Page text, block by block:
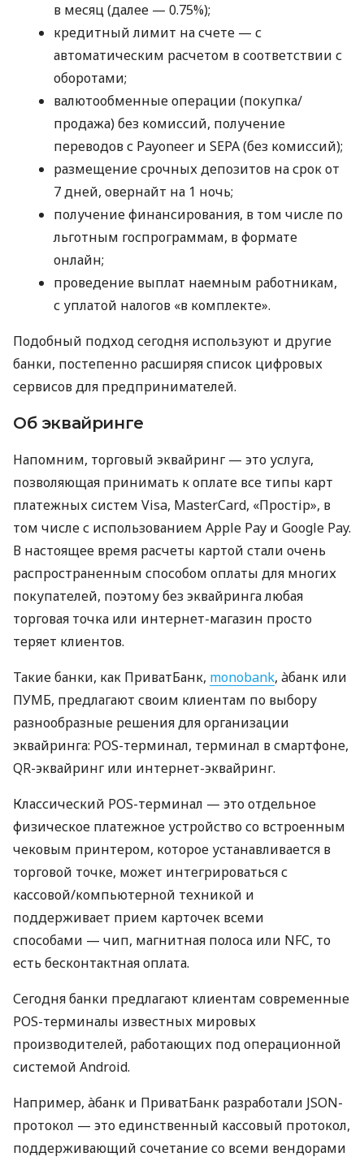
в месяц (далее — 0.75%);
кредитный лимит на счете — с
автоматическим расчетом в соответствии с
оборотами;
валютообменные операции (покупка/
продажа) без комиссий, получение
переводов с Payoneer и SEPA (без комиссий);
размещение срочных депозитов на срок от
7 дней, овернайт на 1 ночь;
получение финансирования, в том числе по
льготным госпрограммам, в формате
онлайн;
проведение выплат наемным работникам,
с уплатой налогов «в комплекте».
Подобный подход сегодня используют и другие
банки, постепенно расширяя список цифровых
сервисов для предпринимателей.
Об эквайринге
Напомним, торговый эквайринг — это услуга,
позволяющая принимать к оплате все типы карт
платежных систем Visa, MasterCard, «Простір», в
том числе с использованием Apple Pay и Google Pay.
В настоящее время расчеты картой стали очень
распространенным способом оплаты для многих
покупателей, поэтому без эквайринга любая
торговая точка или интернет-магазин просто
теряет клиентов.
Такие банки, как ПриватБанк, monobank, àбанк или
ПУМБ, предлагают своим клиентам по выбору
разнообразные решения для организации
эквайринга: POS-терминал, терминал в смартфоне,
QR-эквайринг или интернет-эквайринг.
Классический POS-терминал — это отдельное
физическое платежное устройство со встроенным
чековым принтером, которое устанавливается в
торговой точке, может интегрироваться с
кассовой/компьютерной техникой и
поддерживает прием карточек всеми
способами — чип, магнитная полоса или NFC, то
есть бесконтактная оплата.
Сегодня банки предлагают клиентам современные
POS-терминалы известных мировых
производителей, работающих под операционной
системой Android.
Например, àбанк и ПриватБанк разработали JSON-
протокол — это единственный кассовый протокол,
поддерживающий сочетание со всеми вендорами